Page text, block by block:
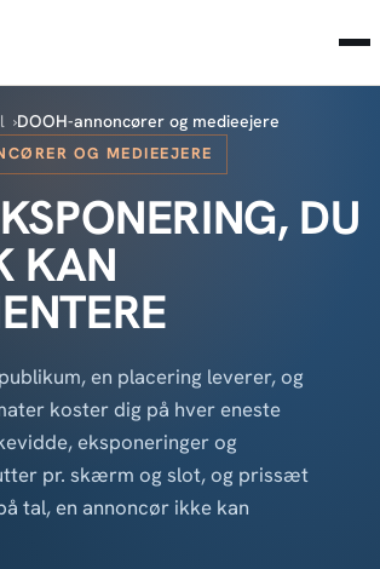
DOOH-annoncører og medieejere
OG MEDIEEJERE
DU
KAN
en placering leverer, og
koster dig på hver eneste
eksponeringer og
pr. skærm og slot, og prissæt
tal, en annoncør ikke kan